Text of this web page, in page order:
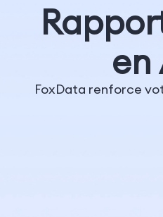
en
FoxData renforce